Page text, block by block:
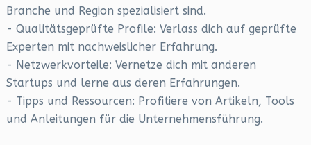
Branche und Region spezialisiert sind.
- Qualitätsgeprüfte Profile: Verlass dich auf geprüfte
Experten mit nachweislicher Erfahrung.
- Netzwerkvorteile: Vernetze dich mit anderen
Startups und lerne aus deren Erfahrungen.
- Tipps und Ressourcen: Profitiere von Artikeln, Tools
und Anleitungen für die Unternehmensführung.